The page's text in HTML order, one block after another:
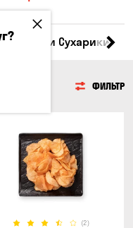
Гренки и Сухарики
ФИЛЬТР
(2)